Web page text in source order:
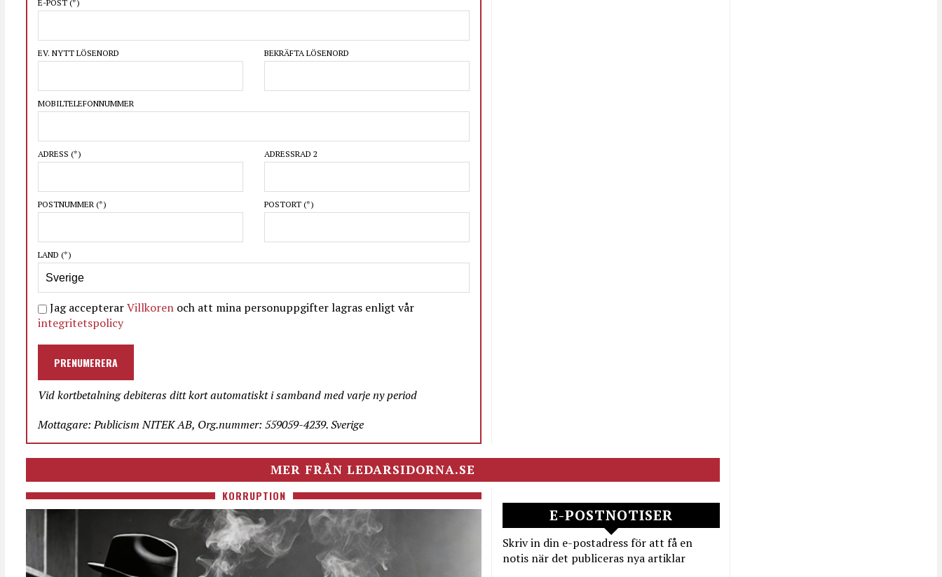
E-POST (*)
EV. NYTT LÖSENORD BEKRÄFTA LÖSENORD
MOBILTELEFONNUMMER
ADRESS (*) ADRESSRAD 2
POSTNUMMER (*) POSTORT (*)
LAND (*)
Jag accepterarVillkoren och att mina personuppgifter lagras enligt vår
integritetspolicy
PRENUMERERA
Vid kortbetalning debiteras ditt kort automatiskt i samband med varje ny period
Mottagare: Publicism NITEK AB, Org.nummer: 559059-4239. Sverige
MER FRÅN LEDARSIDORNA.SE
KORRUPTION
E-POSTNOTISER
Skriv in din e-postadress för att få en
notis när det publiceras nya artiklar